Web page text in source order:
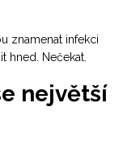
znamenat infekci
hned. Nečekat.
největší